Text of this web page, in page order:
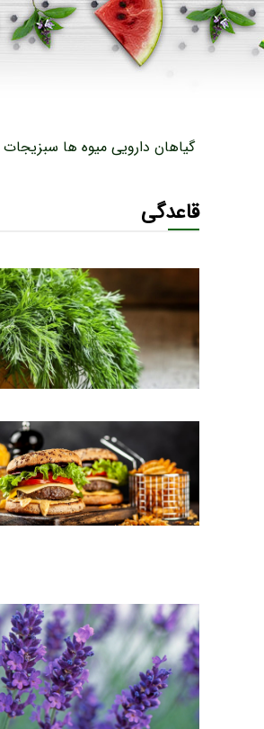
گیاهان دارویی میوه ها سبزیجات
قاعدگی